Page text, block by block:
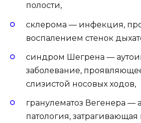
полости,
склерома — инфекция,
воспалением стенок
синдром Шегрена —
заболевание,
слизистой носовых ходов,
гранулематоз Вегенера —
патология,